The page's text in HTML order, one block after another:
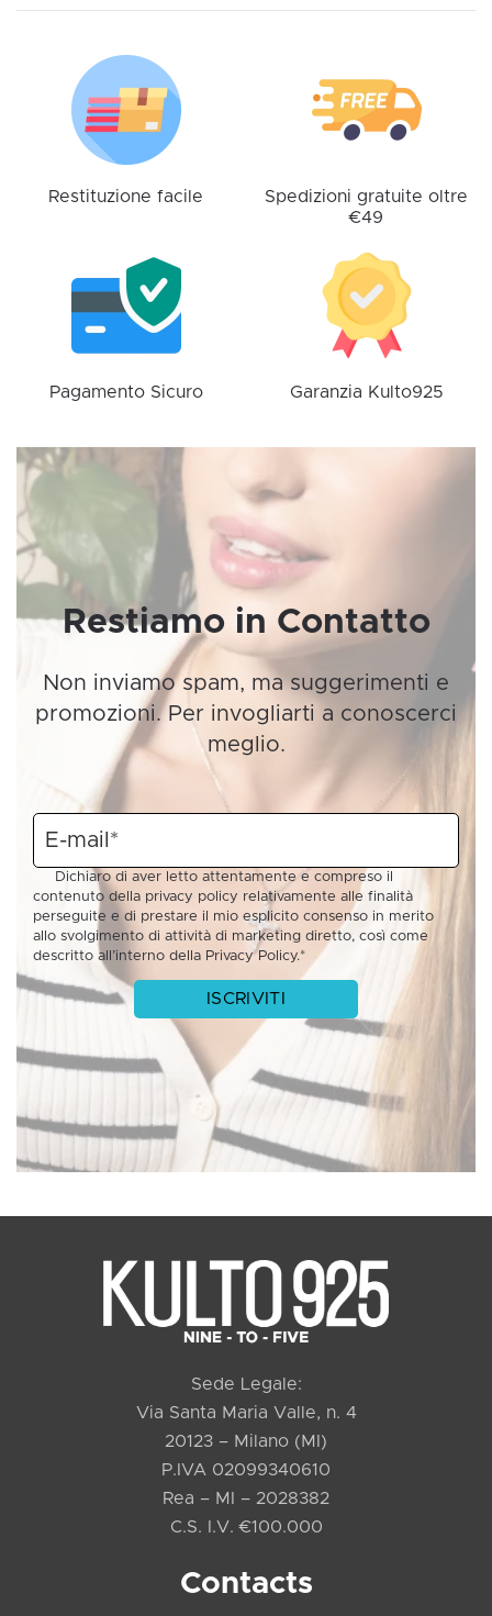
possono
essere
pagina
Restituzione facile
Spedizioni gratuite oltre
€49
Pagamento Sicuro Garanzia Kulto925
Restiamo in Contatto
Non inviamo spam, ma suggerimenti e
promozioni. Per invogliarti a conoscerci
meglio.
Sede Legale:
Via Santa Maria Valle, n. 4
20123 – Milano (MI)
P.IVA 02099340610
Rea – MI – 2028382
C.S. I.V. €100.000
Contacts